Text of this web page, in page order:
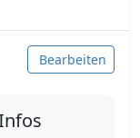
Bearbeiten